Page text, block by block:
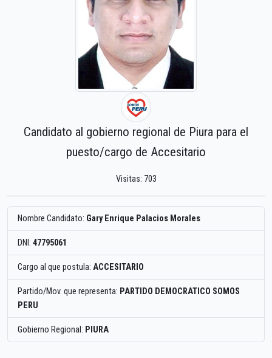
Candidato al gobierno regional de Piura para el
puesto/cargo de Accesitario
Visitas: 703
Nombre Candidato: Gary Enrique Palacios Morales
DNI: 47795061
Cargo al que postula: ACCESITARIO
Partido/Mov. que representa: PARTIDO DEMOCRATICO SOMOS
PERU
Gobierno Regional: PIURA